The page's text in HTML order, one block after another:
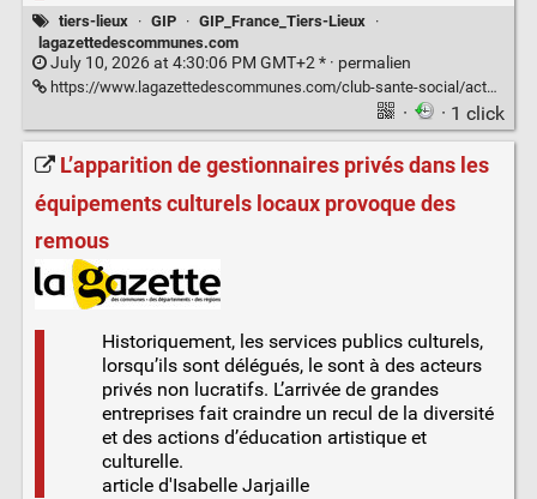
tiers-lieux · GIP · GIP_France_Tiers-Lieux ·
lagazettedescommunes.com
July 10, 2026 at 4:30:06 PM GMT+2 * · permalien
https://www.lagazettedescommunes.com/club-sante-social/acteurs-sante-social/associations-sante-social/clap-de-fin-brutal-pour-le-gip-france-tiers-lieux.ILFNLS2OGBBSFOC74VWATCCR3E.html
· · 1 click
L’apparition de gestionnaires privés dans les
équipements culturels locaux provoque des
remous
Historiquement, les services publics culturels,
lorsqu’ils sont délégués, le sont à des acteurs
privés non lucratifs. L’arrivée de grandes
entreprises fait craindre un recul de la diversité
et des actions d’éducation artistique et
culturelle.
article d'Isabelle Jarjaille